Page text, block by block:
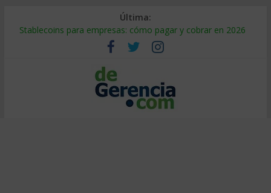
Última:
Stablecoins para empresas: cómo pagar y cobrar en 2026
Despido silencioso: qué es y por qué sale tan caro
IA en selección de personal: cómo auditarla a tiempo
Trabajo forzoso en la cadena de suministro: qué hacer
Mercado hispano de EE. UU.: cómo segmentarlo y venderle